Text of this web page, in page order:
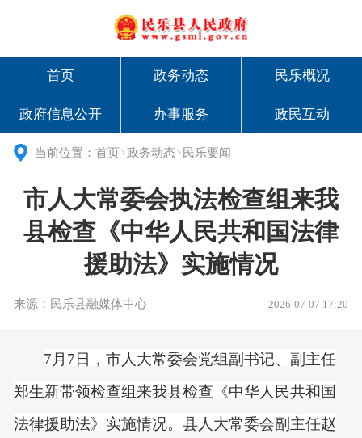
首页 政务动态 民乐概况
政府信息公开 办事服务 政民互动
当前位置：首页 > 政务动态 > 民乐要闻
市人大常委会执法检查组来我
县检查《中华人民共和国法律
援助法》实施情况
来源：民乐县融媒体中心 2026-07-07 17:20
7月7日，市人大常委会党组副书记、副主任
郑生新带领检查组来我县检查《中华人民共和国
法律援助法》实施情况。县人大常委会副主任赵